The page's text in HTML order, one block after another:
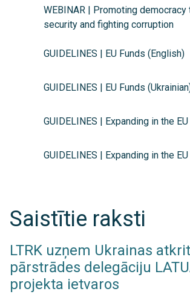
WEBINAR | Promoting democracy
security and fighting corruption
GUIDELINES | EU Funds (English)
GUIDELINES | EU Funds
GUIDELINES | Expanding in the
GUIDELINES | Expanding in the
Saistītie raksti
LTRK uzņem Ukrainas
pārstrādes delegāciju
projekta ietvaros